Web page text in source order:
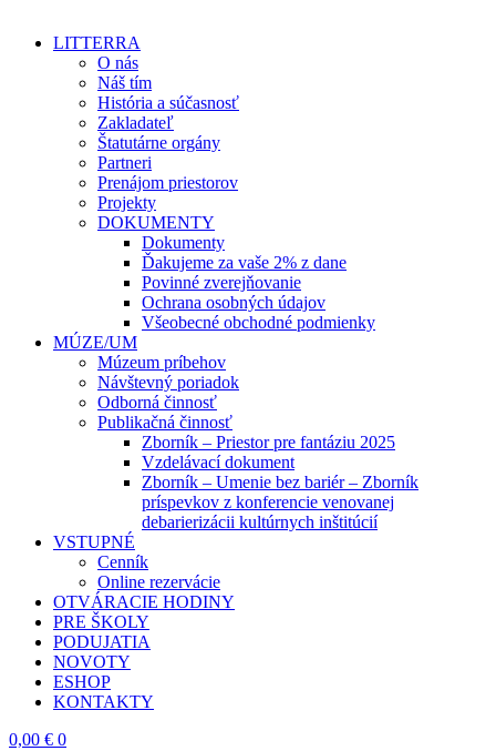
LITTERRA
O nás
Náš tím
História a súčasnosť
Zakladateľ
Štatutárne orgány
Partneri
Prenájom priestorov
Projekty
DOKUMENTY
Dokumenty
Ďakujeme za vaše 2% z dane
Povinné zverejňovanie
Ochrana osobných údajov
Všeobecné obchodné podmienky
MÚZE/UM
Múzeum príbehov
Návštevný poriadok
Odborná činnosť
Publikačná činnosť
Zborník – Priestor pre fantáziu 2025
Vzdelávací dokument
Zborník – Umenie bez bariér – Zborník
príspevkov z konferencie venovanej
debarierizácii kultúrnych inštitúcií
VSTUPNÉ
Cenník
Online rezervácie
OTVÁRACIE HODINY
PRE ŠKOLY
PODUJATIA
NOVOTY
ESHOP
KONTAKTY
0,00 € 0